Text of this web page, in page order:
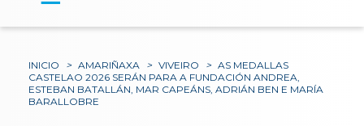
INICIO > AMARIÑAXA > VIVEIRO > AS MEDALLAS
CASTELAO 2026 SERÁN PARA A FUNDACIÓN ANDREA,
ESTEBAN BATALLÁN, MAR CAPEÁNS, ADRIÁN BEN E MARÍA
BARALLOBRE